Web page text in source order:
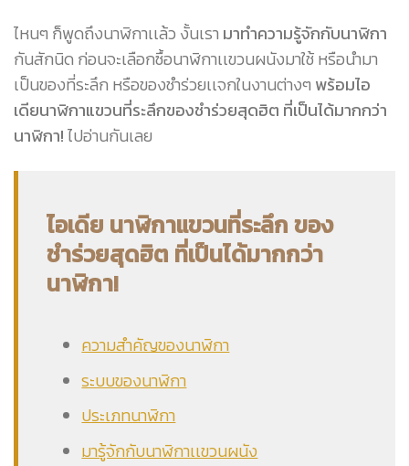
ไหนๆ ก็พูดถึงนาฬิกาเเล้ว งั้นเรา มาทำความรู้จักกับนาฬิกา
กันสักนิด ก่อนจะเลือกซื้อนาฬิกาเเขวนผนังมาใช้ หรือนำมา
เป็นของที่ระลึก หรือของชำร่วยเเจกในงานต่างๆ พร้อมไอ
เดียนาฬิกาแขวนที่ระลึกของชำร่วยสุดฮิต ที่เป็นได้มากกว่า
นาฬิกา!ไปอ่านกันเลย
ไอเดีย นาฬิกาแขวนที่ระลึก ของ
ชำร่วยสุดฮิต ที่เป็นได้มากกว่า
นาฬิกา!
ความสำคัญของนาฬิกา
ระบบของนาฬิกา
ประเภทนาฬิกา
มารู้จักกับนาฬิกาเเขวนผนัง